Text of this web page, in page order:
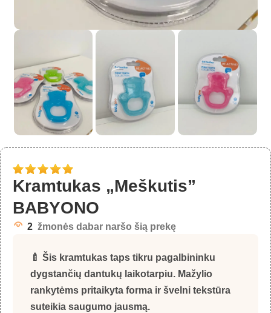
Kramtukas „Meškutis”
BABYONO
2 žmonės dabar naršo šią prekę
🍼 Šis kramtukas taps tikru pagalbininku
dygstančių dantukų laikotarpiu. Mažylio
rankytėms pritaikyta forma ir švelni tekstūra
suteikia saugumo jausmą.